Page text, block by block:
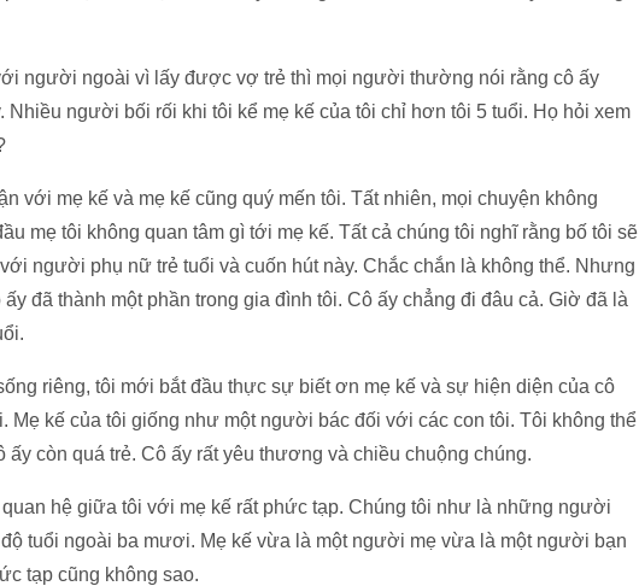
người ngoài vì lấy được vợ trẻ thì mọi người thường nói rằng cô ấy
Nhiều người bối rối khi tôi kể mẹ kế của tôi chỉ hơn tôi 5 tuổi. Họ hỏi xem
với mẹ kế và mẹ kế cũng quý mến tôi. Tất nhiên, mọi chuyện không
mẹ tôi không quan tâm gì tới mẹ kế. Tất cả chúng tôi nghĩ rằng bố tôi sẽ
người phụ nữ trẻ tuổi và cuốn hút này. Chắc chắn là không thể. Nhưng
đã thành một phần trong gia đình tôi. Cô ấy chẳng đi đâu cả. Giờ đã là
riêng, tôi mới bắt đầu thực sự biết ơn mẹ kế và sự hiện diện của cô
Mẹ kế của tôi giống như một người bác đối với các con tôi. Tôi không thể
ấy còn quá trẻ. Cô ấy rất yêu thương và chiều chuộng chúng.
hệ giữa tôi với mẹ kế rất phức tạp. Chúng tôi như là những người
tuổi ngoài ba mươi. Mẹ kế vừa là một người mẹ vừa là một người bạn
tạp cũng không sao.